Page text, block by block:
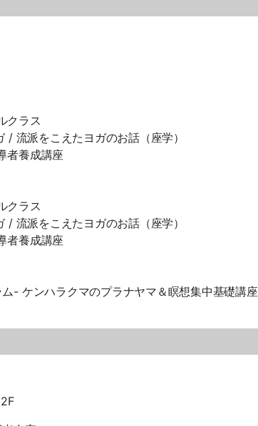
クラス
流派をこえたヨガのお話（座学）
者養成講座
クラス
流派をこえたヨガのお話（座学）
者養成講座
- ケンハラクマのプラナヤマ＆瞑想集中基礎講座